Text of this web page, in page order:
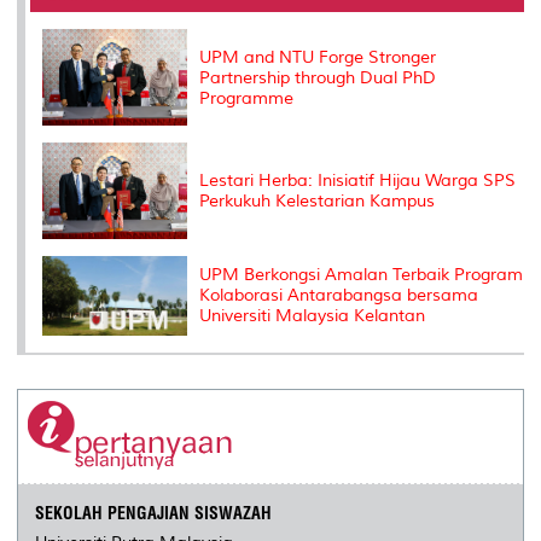
o
k
r
I
n
e
s
UPM and NTU Forge Stronger
Partnership through Dual PhD
Programme
Lestari Herba: Inisiatif Hijau Warga SPS
Perkukuh Kelestarian Kampus
UPM Berkongsi Amalan Terbaik Program
Kolaborasi Antarabangsa bersama
Universiti Malaysia Kelantan
SEKOLAH PENGAJIAN SISWAZAH